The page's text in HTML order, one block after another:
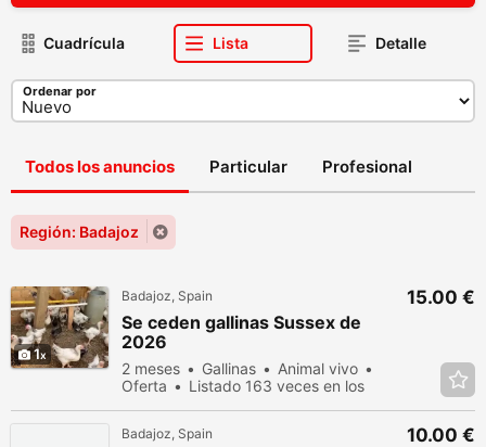
Cuadrícula Lista Detalle
Ordenar por
Todos los anuncios Particular Profesional
Región: Badajoz
1
Badajoz, Spain
Se ceden gallinas Sussex de
2026
2 meses Gallinas
Animal vivo
Oferta
Listado 163 veces en los
15.00 €
Badajoz, Spain 10.00 €